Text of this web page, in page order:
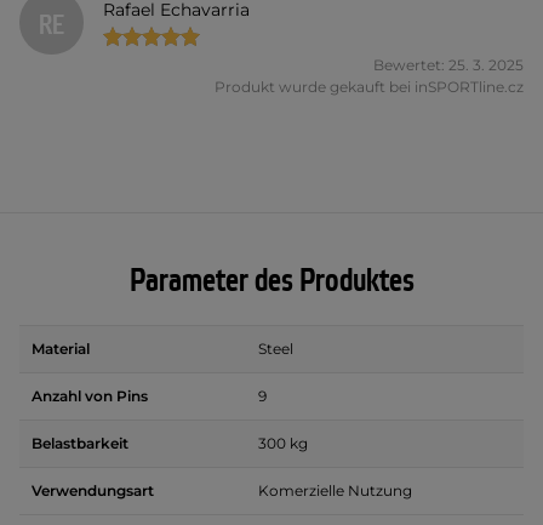
RE Rafael Echavarria
Bewertet: 25. 3. 2025
Produkt wurde gekauft bei inSPORTline.cz
Parameter des Produktes
Material Steel
Anzahl von Pins 9
Belastbarkeit 300 kg
Verwendungsart Komerzielle Nutzung